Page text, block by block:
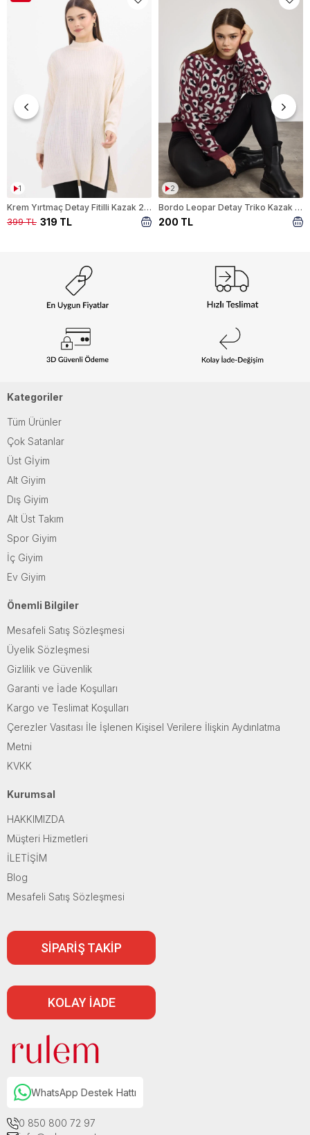
1
Krem Yırtmaç Detay Fitilli Kazak 22131
319 TL
399 TL
2
Bordo Leopar Detay Triko Kazak 24342
200 TL
Kategoriler
Tüm Ürünler
Çok Satanlar
Üst Gİyim
Alt Giyim
Dış Giyim
Alt Üst Takım
Spor Giyim
İç Giyim
Ev Giyim
Önemli Bilgiler
Mesafeli Satış Sözleşmesi
Üyelik Sözleşmesi
Gizlilik ve Güvenlik
Garanti ve İade Koşulları
Kargo ve Teslimat Koşulları
Çerezler Vasıtası İle İşlenen Kişisel Verilere İlişkin Aydınlatma
Metni
KVKK
Kurumsal
HAKKIMIZDA
Müşteri Hizmetleri
İLETİŞİM
Blog
Mesafeli Satış Sözleşmesi
SİPARİŞ TAKİP
KOLAY İADE
WhatsApp Destek Hattı
0 850 800 72 97